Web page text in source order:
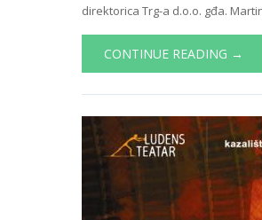
direktorica Trg-a d.o.o. gđa.
CONTINUE READING →